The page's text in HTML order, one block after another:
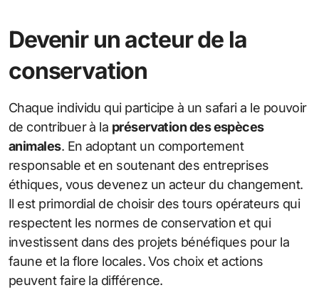
Devenir un acteur de la
conservation
Chaque individu qui participe à un safari a le pouvoir
de contribuer à la préservation des espèces
animales. En adoptant un comportement
responsable et en soutenant des entreprises
éthiques, vous devenez un acteur du changement.
Il est primordial de choisir des tours opérateurs qui
respectent les normes de conservation et qui
investissent dans des projets bénéfiques pour la
faune et la flore locales. Vos choix et actions
peuvent faire la différence.